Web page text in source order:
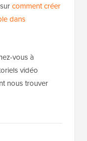
comment créer
dans
vous à
vidéo
nous trouver